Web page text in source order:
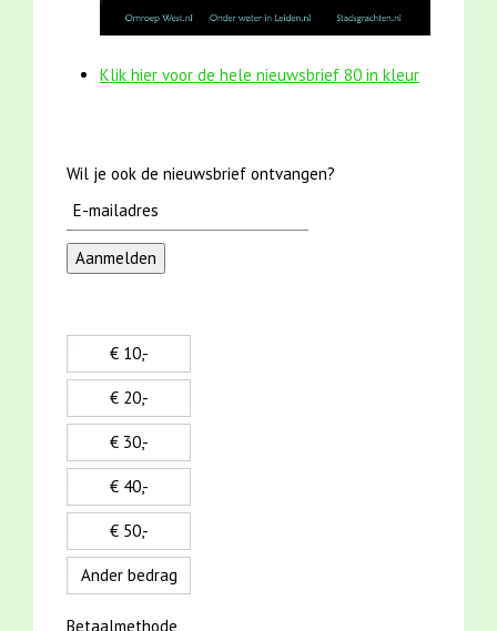
Klik hier voor de hele nieuwsbrief 80 in kleur
Wil je ook de nieuwsbrief ontvangen?
€ 10,-
€ 20,-
€ 30,-
€ 40,-
€ 50,-
Ander bedrag
Betaalmethode